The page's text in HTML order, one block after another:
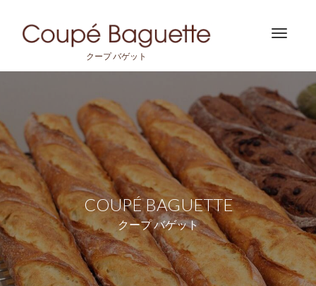
クープ バゲット
Toggle
COUPÉ BAGUETTE
クープ バゲット